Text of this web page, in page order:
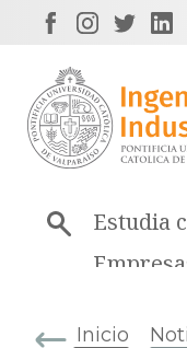
Estudia
Inicio